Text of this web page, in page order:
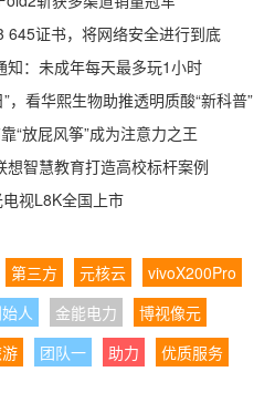
645证书，将网络安全进行到底
知：未成年每天最多玩1小时
，看华熙生物助推透明质酸“新科普”
“放屁风筝”成为注意力之王
智慧教育打造高校标杆案例
视L8K全国上市
第三方 元核云
vivoX200Pro
人 金能电力
博视像元
团队一 助力
优质服务